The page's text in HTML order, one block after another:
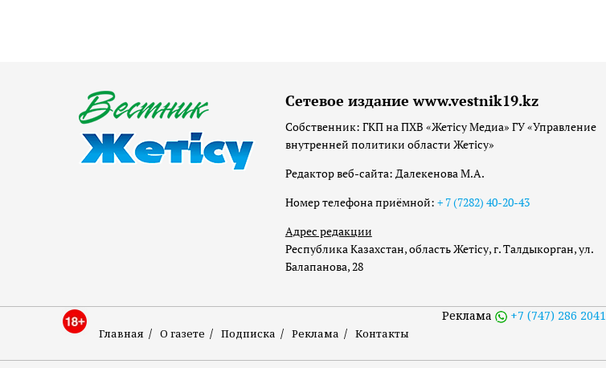
Сетевое издание www.vestnik19.kz
Собственник: ГКП на ПХВ «Жетісу Медиа» ГУ «Управление
внутренней политики области Жетісу»
Редактор веб-сайта: Далекенова М.А.
Номер телефона приёмной: + 7 (7282) 40-20-43
Адрес редакции
Республика Казахстан, область Жетісу, г. Талдыкорган, ул.
Балапанова, 28
Главная О газете Подписка Реклама Контакты
Реклама +7 (747) 286 2041